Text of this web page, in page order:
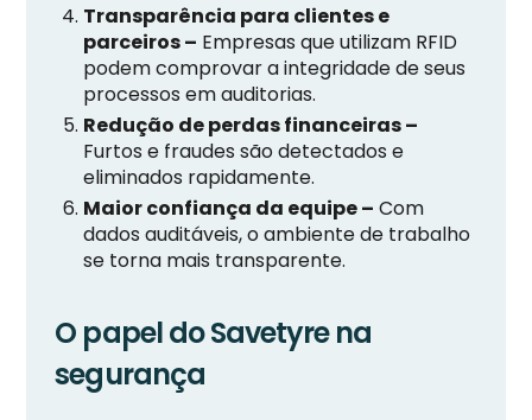
Transparência para clientes e
parceiros – Empresas que utilizam RFID
podem comprovar a integridade de seus
processos em auditorias.
Redução de perdas financeiras –
Furtos e fraudes são detectados e
eliminados rapidamente.
Maior confiança da equipe – Com
dados auditáveis, o ambiente de trabalho
se torna mais transparente.
O papel do Savetyre na
segurança